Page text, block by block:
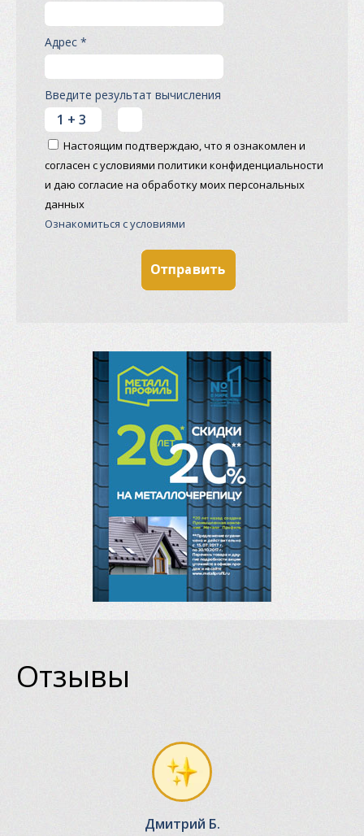
Адрес *
Введите результат вычисления
Настоящим подтверждаю, что я ознакомлен и
согласен с условиями политики конфиденциальности
и даю согласие на обработку моих персональных
данных
Ознакомиться с условиями
Отзывы
Дмитрий Б.